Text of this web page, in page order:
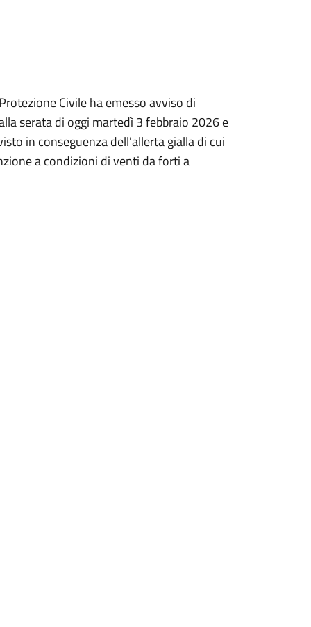
Civile ha emesso avviso di
serata di oggi martedì 3 febbraio 2026 e
in conseguenza dell'allerta gialla di cui
a condizioni di venti da forti a